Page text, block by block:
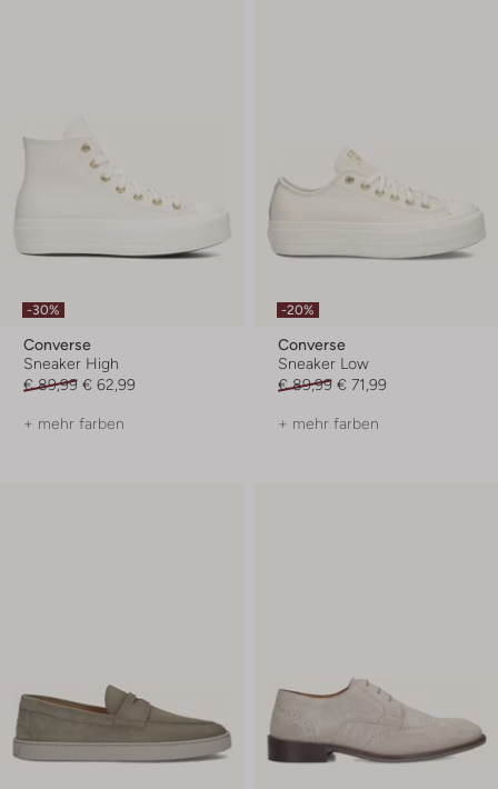
-30%
Converse
Sneaker High
€ 89,99 € 62,99
+ mehr farben
-20%
Converse
Sneaker Low
€ 89,99 € 71,99
+ mehr farben